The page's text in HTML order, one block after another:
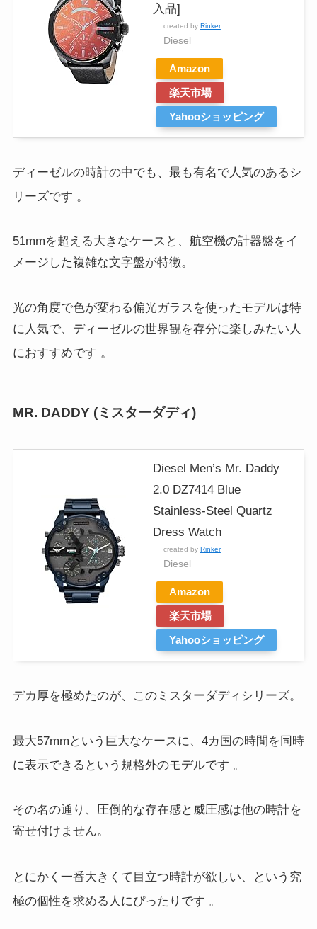
入品]
created by Rinker
Diesel
Amazon
楽天市場
Yahooショッピング
ディーゼルの時計の中でも、最も有名で人気のあるシ
リーズです 。
51mmを超える大きなケースと、航空機の計器盤をイ
メージした複雑な文字盤が特徴。
光の角度で色が変わる偏光ガラスを使ったモデルは特
に人気で、ディーゼルの世界観を存分に楽しみたい人
におすすめです 。
MR. DADDY (ミスターダディ)
Diesel Men’s Mr. Daddy
2.0 DZ7414 Blue
Stainless-Steel Quartz
Dress Watch
created by Rinker
Diesel
Amazon
楽天市場
Yahooショッピング
デカ厚を極めたのが、このミスターダディシリーズ。
最大57mmという巨大なケースに、4カ国の時間を同時
に表示できるという規格外のモデルです 。
その名の通り、圧倒的な存在感と威圧感は他の時計を
寄せ付けません。
とにかく一番大きくて目立つ時計が欲しい、という究
極の個性を求める人にぴったりです 。